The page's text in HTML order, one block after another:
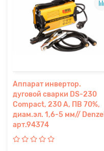
Аппарат инвертор.
дуговой сварки DS-230
Compact, 230 А, ПВ 70%,
диам.эл. 1,6-5 мм// Denzel
арт.94374